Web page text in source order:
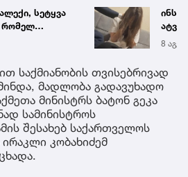
სეტყვა
რომელ
და
8 აგვ
საქმიანობის თვისებრივად
მადლობა გადავუხადო
მინისტრს ბატონ გეკა
სამინისტროს
შესახებ საქართველოს
კობახიძემ